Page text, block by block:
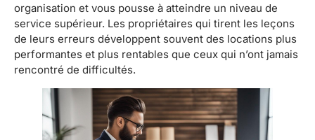
organisation et vous pousse à atteindre un niveau de
service supérieur. Les propriétaires qui tirent les leçons
de leurs erreurs développent souvent des locations plus
performantes et plus rentables que ceux qui n’ont jamais
rencontré de difficultés.